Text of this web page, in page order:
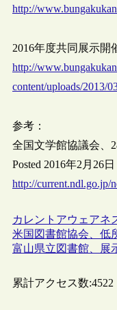
http://
2016年度共同展示開
http://
content/uploads/2013/
参考：
全国文学館協議会、
Posted 2016年2月26日
http://current.ndl.go.jp/
カレントアウェアネ
米国図書館協会、低
富山県立図書館、展
累計アクセス数:4522